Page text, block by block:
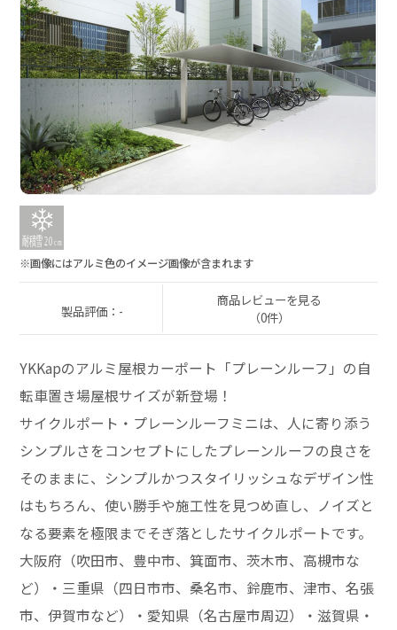
※画像にはアルミ色のイメージ画像が含まれます
製品評価：-
商品レビューを見る
（0件）
YKKapのアルミ屋根カーポート「プレーンルーフ」の自
転車置き場屋根サイズが新登場！
サイクルポート・プレーンルーフミニは、人に寄り添う
シンプルさをコンセプトにしたプレーンルーフの良さを
そのままに、シンプルかつスタイリッシュなデザイン性
はもちろん、使い勝手や施工性を見つめ直し、ノイズと
なる要素を極限までそぎ落としたサイクルポートです。
大阪府（吹田市、豊中市、箕面市、茨木市、高槻市な
ど）・三重県（四日市市、桑名市、鈴鹿市、津市、名張
市、伊賀市など）・愛知県（名古屋市周辺）・滋賀県・